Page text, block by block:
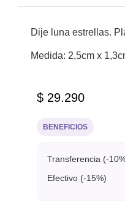
Dije luna estrellas.
Medida: 2,5cm x
$ 29.290
BENEFICIOS
Transferencia (-
Efectivo (-15%)